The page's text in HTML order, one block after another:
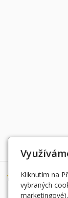
Kliknutím na
vybraných